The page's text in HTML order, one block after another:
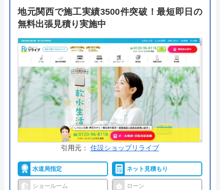
くれるでしょう。
フのもとで現場経験を積んだスタッフが駆けつける
ので安心です。24時間365日対応可能で、在庫があ
れば当日施工対応も可能なため、お急ぎの方にもお
すすめ。まずは気軽に相談してみてはいかがでしょ
うか。
公式サイトで
料金詳細を見る
今すぐ電話で相談する
0120-221-611
受付時間： 24時間
地元関西で施工実績3500件突破！最短即日の
無料出張見積り実施中
引用元： 住設ショップリライブ
水道局指定 ネット見積もり
ショールーム ローン